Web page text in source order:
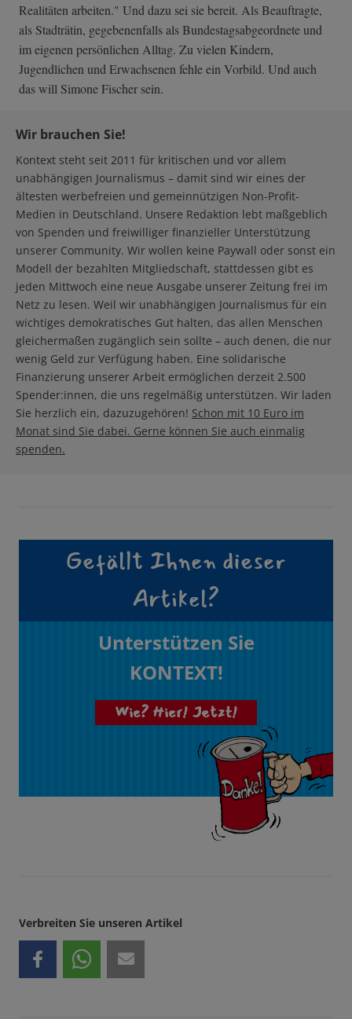
Realitäten arbeiten." Und dazu sei sie bereit. Als Beauftragte,
als Stadträtin, gegebenenfalls als Bundestagsabgeordnete und
im eigenen persönlichen Alltag. Zu vielen Kindern,
Jugendlichen und Erwachsenen fehle ein Vorbild. Und auch
das will Simone Fischer sein.
Wir brauchen Sie!
Kontext steht seit 2011 für kritischen und vor allem
unabhängigen Journalismus – damit sind wir eines der
ältesten werbefreien und gemeinnützigen Non-Profit-
Medien in Deutschland. Unsere Redaktion lebt maßgeblich
von Spenden und freiwilliger finanzieller Unterstützung
unserer Community. Wir wollen keine Paywall oder sonst ein
Modell der bezahlten Mitgliedschaft, stattdessen gibt es
jeden Mittwoch eine neue Ausgabe unserer Zeitung frei im
Netz zu lesen. Weil wir unabhängigen Journalismus für ein
wichtiges demokratisches Gut halten, das allen Menschen
gleichermaßen zugänglich sein sollte – auch denen, die nur
wenig Geld zur Verfügung haben. Eine solidarische
Finanzierung unserer Arbeit ermöglichen derzeit 2.500
Spender:innen, die uns regelmäßig unterstützen. Wir laden
Sie herzlich ein, dazuzugehören! Schon mit 10 Euro im
Monat sind Sie dabei. Gerne können Sie auch einmalig
spenden.
Gefällt Ihnen dieser
Artikel?
Unterstützen Sie
KONTEXT!
Wie? Hier! Jetzt!
Verbreiten Sie unseren Artikel